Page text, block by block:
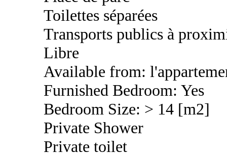
Toilettes séparées
Transports publics à
Libre
Available from:
Furnished Bedroom: Yes
Bedroom Size: > 14 [m2]
Private Shower
Private toilet